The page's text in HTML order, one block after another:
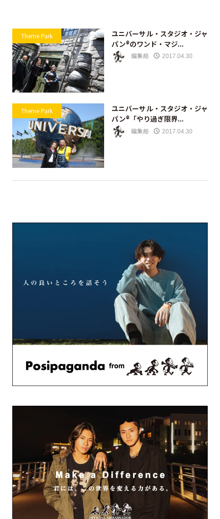
Theme Park
ユニバーサル・スタジオ・ジャ
パン®のワンド・マジ...
編集局 2017.04.30
Theme Park
ユニバーサル・スタジオ・ジャ
パン®「やり過ぎ限界...
編集局 2017.04.30